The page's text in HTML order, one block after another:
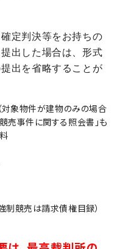
判決等をお持ちの
出した場合は、形式
出を省略することが
象物件が建物のみの場合
売事件に関する照会書」も
制競売は請求債権目録）